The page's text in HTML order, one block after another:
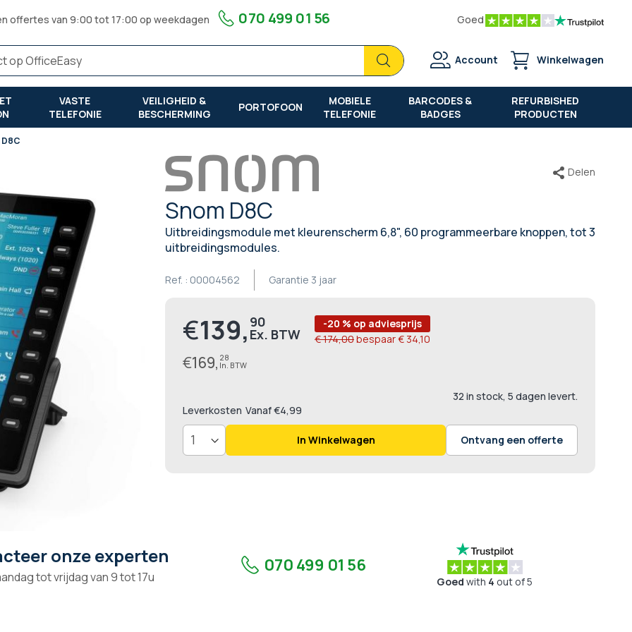
offertes van 9:00 tot 17:00 op weekdagen 070 499 01 56 Goed
Zoek
Zoek
Account Winkelwagen
VASTE
TELEFONIE
VEILIGHEID &
BESCHERMING
PORTOFOON
MOBIELE
TELEFONIE
BARCODES &
BADGES
REFURBISHED
PRODUCTEN
Snom D8C
Uitbreidingsmodule met kleurenscherm 6,8", 60 programmeerbare knoppen, tot 3
uitbreidingsmodules.
Garantie 3 jaar
Ref. : 00004562
Delen
Prijs
€139, 90
€169, 28
-20 % op adviesprijs
€ 174,00bespaar€ 34,10
32 in stock, 5 dagen levert.
Leverkosten Vanaf €4,99
In Winkelwagen Ontvang een offerte
onze experten
tot vrijdag van 9 tot 17u
070 499 01 56
Goed with 4 out of 5